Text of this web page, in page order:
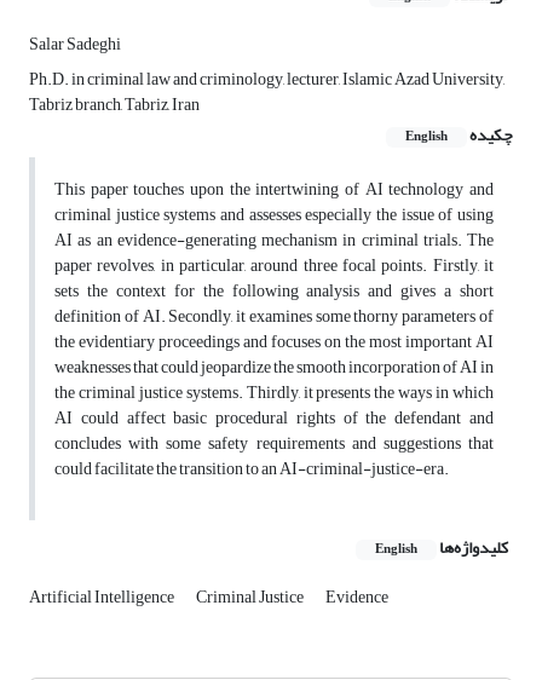
Salar Sadeghi
Ph.D. in criminal law and criminology, lecturer, Islamic Azad University,
Tabriz branch, Tabriz, Iran
چکیده
English
This paper touches upon the intertwining of AI technology and
criminal justice systems and assesses especially the issue of using
AI as an evidence-generating mechanism in criminal trials. The
paper revolves, in particular, around three focal points. Firstly, it
sets the context for the following analysis and gives a short
definition of AI. Secondly, it examines some thorny parameters of
the evidentiary proceedings and focuses on the most important AI
weaknesses that could jeopardize the smooth incorporation of AI in
the criminal justice systems. Thirdly, it presents the ways in which
AI could affect basic procedural rights of the defendant and
concludes with some safety requirements and suggestions that
could facilitate the transition to an AI-criminal-justice-era.
کلیدواژه‌ها English
Artificial Intelligence Criminal Justice Evidence